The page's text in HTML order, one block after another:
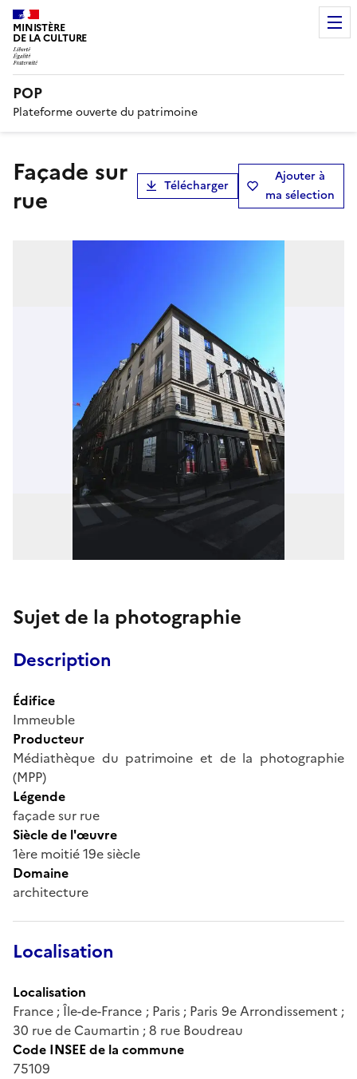
MINISTÈRE
DE LA CULTURE
POP
Plateforme ouverte du patrimoine
façade sur
rue
Télécharger
Ajouter à
ma sélection
Sujet de la photographie
Description
Édifice
Immeuble
Producteur
Médiathèque du patrimoine et de la photographie
(MPP)
Légende
façade sur rue
Siècle de l'œuvre
1ère moitié 19e siècle
Domaine
architecture
Localisation
Localisation
France ; Île-de-France ; Paris ; Paris 9e Arrondissement ;
30 rue de Caumartin ; 8 rue Boudreau
Code INSEE de la commune
75109